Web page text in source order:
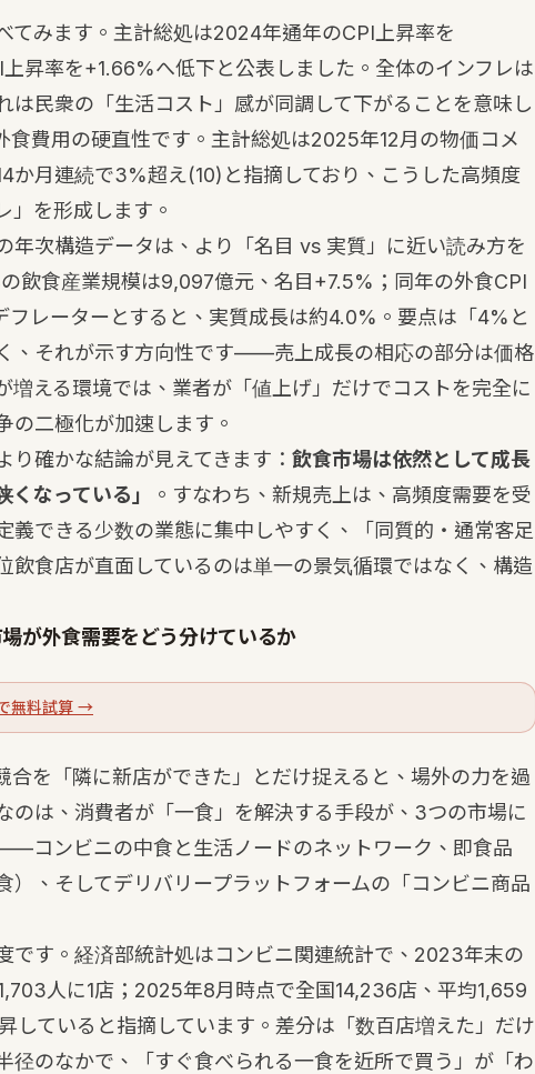
てみます。主計総処は2024年通年のCPI上昇率を
昇率を+1.66%へ低下と公表しました。全体のインフレは
は民衆の「生活コスト」感が同調して下がることを意味し
食費用の硬直性です。主計総処は2025年12月の物価コメ
か月連続で3%超え(10) と指摘しており、こうした高頻度
」を形成します。
年次構造データは、より「名目 vs 実質」に近い読み方を
飲食産業規模は9,097億元、名目+7.5%；同年の外食CPI
フレーターとすると、実質成長は約4.0%。要点は「4%と
、それが示す方向性です——売上成長の相応の部分は価格
増える環境では、業者が「値上げ」だけでコストを完全に
の二極化が加速します。
り確かな結論が見えてきます： 飲食市場は依然として成長
なっている」
。すなわち、新規売上は、高頻度需要を受
義できる少数の業態に集中しやすく、「同質的・通常客足
飲食店が直面しているのは単一の景気循環ではなく、構造
が外食需要をどう分けているか
無料試算 →
を「隣に新店ができた」とだけ捉えると、場外の力を過
のは、消費者が「一食」を解決する手段が、3つの市場に
コンビニの中食と生活ノードのネットワーク、即食品
）、そしてデリバリープラットフォームの「コンビニ商品
です。経済部統計処はコンビニ関連統計で、2023年末の
人に1店；2025年8月時点で全国14,236店、平均1,659
していると指摘しています。差分は「数百店増えた」だけ
径のなかで、「すぐ食べられる一食を近所で買う」が「わ